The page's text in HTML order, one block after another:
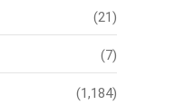
(21)
(7)
(1,184)